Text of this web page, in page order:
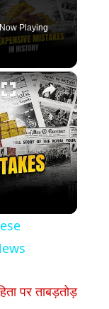
Now Playing
×
पर ताबड़तोड़